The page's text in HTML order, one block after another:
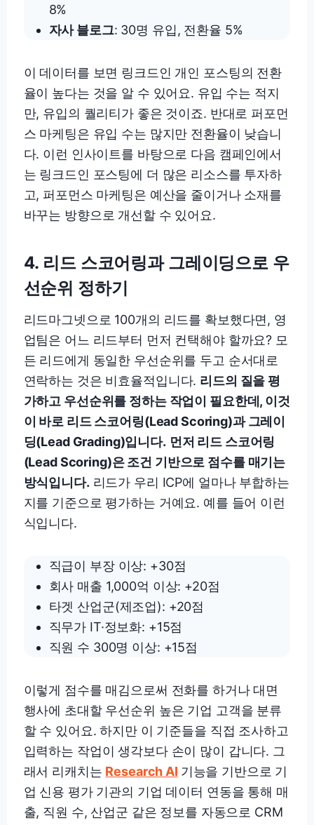
8%
자사 블로그: 30명 유입, 전환율 5%
이 데이터를 보면 링크드인 개인 포스팅의 전환
율이 높다는 것을 알 수 있어요. 유입 수는 적지
만, 유입의 퀄리티가 좋은 것이죠. 반대로 퍼포먼
스 마케팅은 유입 수는 많지만 전환율이 낮습니
다. 이런 인사이트를 바탕으로 다음 캠페인에서
는 링크드인 포스팅에 더 많은 리소스를 투자하
고, 퍼포먼스 마케팅은 예산을 줄이거나 소재를
바꾸는 방향으로 개선할 수 있어요.
4. 리드 스코어링과 그레이딩으로 우
선순위 정하기
리드마그넷으로 100개의 리드를 확보했다면, 영
업팀은 어느 리드부터 먼저 컨택해야 할까요? 모
든 리드에게 동일한 우선순위를 두고 순서대로
연락하는 것은 비효율적입니다. 리드의 질을 평
가하고 우선순위를 정하는 작업이 필요한데, 이것
이 바로 리드 스코어링(Lead Scoring)과 그레이
딩(Lead Grading)입니다. 먼저 리드 스코어링
(Lead Scoring)은 조건 기반으로 점수를 매기는
방식입니다. 리드가 우리 ICP에 얼마나 부합하는
지를 기준으로 평가하는 거예요. 예를 들어 이런
식입니다.
직급이 부장 이상: +30점
회사 매출 1,000억 이상: +20점
타겟 산업군(제조업): +20점
직무가 IT·정보화: +15점
직원 수 300명 이상: +15점
이렇게 점수를 매김으로써 전화를 하거나 대면
행사에 초대할 우선순위 높은 기업 고객을 분류
할 수 있어요. 하지만 이 기준들을 직접 조사하고
입력하는 작업이 생각보다 손이 많이 갑니다. 그
래서 리캐치는 Research AI 기능을 기반으로 기
업 신용 평가 기관의 기업 데이터 연동을 통해 매
출, 직원 수, 산업군 같은 정보를 자동으로 CRM